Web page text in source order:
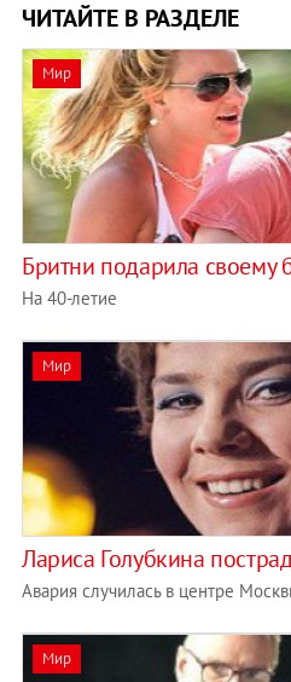
ЧИТАЙТЕ В РАЗДЕЛЕ
Мир
Бритни подарила своему
На 40-летие
Мир
Лариса Голубкина
Авария случилась в центре
Мир